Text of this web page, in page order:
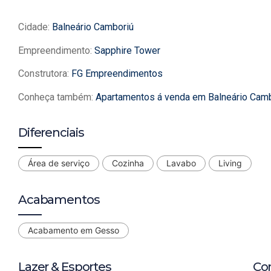
Cidade: Balneário Camboriú
Empreendimento: Sapphire Tower
Construtora: FG Empreendimentos
Conheça também: Apartamentos á venda em Balneário
Diferenciais
Área de serviço Cozinha Lavabo Living
Acabamentos
Acabamento em Gesso
Lazer & Esportes